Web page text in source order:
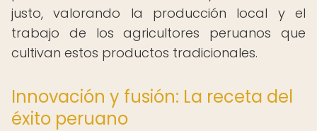
justo, valorando la producción local y el
trabajo de los agricultores peruanos que
cultivan estos productos tradicionales.
Innovación y fusión: La receta del
éxito peruano